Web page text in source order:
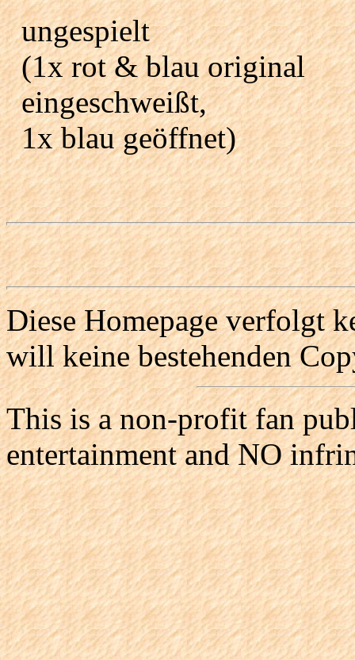
ungespielt
(1x rot & blau original
eingeschweißt,
1x blau geöffnet)
Diese Homepage verfolgt
will keine bestehenden
This is a non-profit fan
entertainment and NO